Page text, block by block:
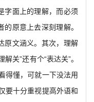
字面上的理解，而必须
原意上去深刻理解。
原文涵义。其次，理解
关”还有个“表达关”。
得懂，可就一下没法用
要十分重视提高外语和